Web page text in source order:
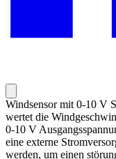
Windsensor mit 0-10 V
wertet die
0-10 V
eine externe
werden, um einen